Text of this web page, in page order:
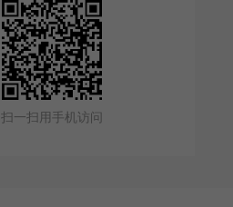
扫一扫用手机访问